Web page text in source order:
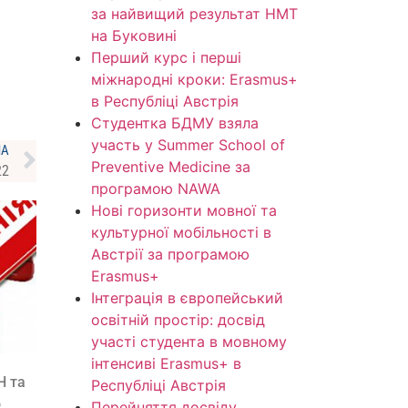
та
за найвищий результат НМТ
на Буковині
Перший курс і перші
міжнародні кроки: Erasmus+
в Республіці Австрія
Студентка БДМУ взяла
участь у Summer School of
Preventive Medicine за
програмою NAWA
Нові горизонти мовної та
культурної мобільності в
Австрії за програмою
Erasmus+
Інтеграція в європейський
освітній простір: досвід
участі студента в мовному
інтенсиві Erasmus+ в
Республіці Австрія